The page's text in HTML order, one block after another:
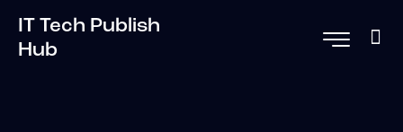
IT Tech Publish
Hub